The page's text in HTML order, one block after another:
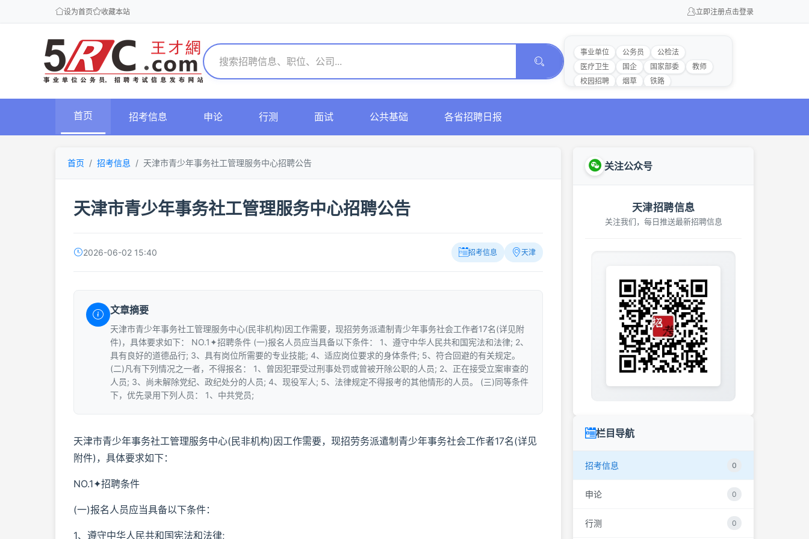
设为首页 收藏本站 立即注册点击登录
事业单位 公务员
公检法
医疗卫生
国企 国家部委
教师
校园招聘
烟草 铁路
首页 招考信息 申论 行测 面试 公共基础 各省招聘日报
首页 招考信息 天津市青少年事务社工管理服务中心招聘公告
天津市青少年事务社工管理服务中心招聘公告
2026-06-02 15:40 招考信息 天津
文章摘要
天津市青少年事务社工管理服务中心(民非机构)因工作需要，现招劳务派遣制青少年事务社会工作者17名(详见附
件)，具体要求如下： NO.1✦招聘条件 (一)报名人员应当具备以下条件： 1、遵守中华人民共和国宪法和法律; 2、
具有良好的道德品行; 3、具有岗位所需要的专业技能; 4、适应岗位要求的身体条件; 5、符合回避的有关规定。
(二)凡有下列情况之一者，不得报名： 1、曾因犯罪受过刑事处罚或曾被开除公职的人员; 2、正在接受立案审查的
人员; 3、尚未解除党纪、政纪处分的人员; 4、现役军人; 5、法律规定不得报考的其他情形的人员。 (三)同等条件
下，优先录用下列人员： 1、中共党员;
天津市青少年事务社工管理服务中心(民非机构)因工作需要，现招劳务派遣制青少年事务社会工作者17名(详见
附件)，具体要求如下：
NO.1✦招聘条件
(一)报名人员应当具备以下条件：
1、遵守中华人民共和国宪法和法律;
关注公众号
天津招聘信息
关注我们，每日推送最新招聘信息
栏目导航
招考信息 0
申论 0
行测 0